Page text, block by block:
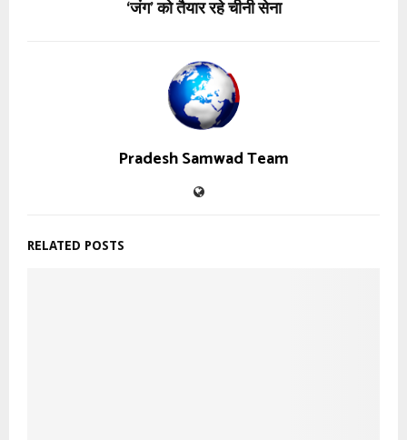
‘जंग’ को तैयार रहे चीनी सेना
Pradesh Samwad Team
RELATED POSTS